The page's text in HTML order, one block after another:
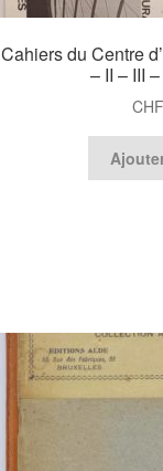
Cahiers du Centre
– II – III
CHF